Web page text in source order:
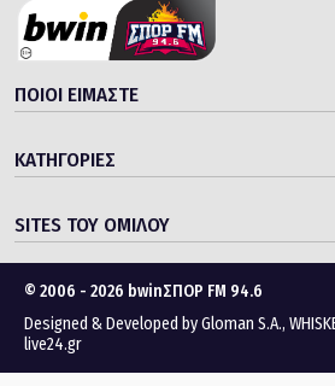
ΠΟΙΟΙ ΕΙΜΑΣΤΕ
ΚΑΤΗΓΟΡΙΕΣ
SITES ΤΟΥ ΟΜΙΛΟΥ
© 2006 - 2026 bwinΣΠΟΡ FM 94.6
Designed & Developed byGloman S.A.,
live24.gr